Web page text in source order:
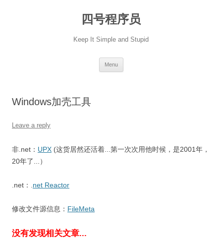
四号程序员
Keep It Simple and Stupid
Menu
Windows加壳工具
Leave a reply
非.net： UPX (这货居然还活着...第一次次用他时候，是2001年，
20年了...）
.net：. net Reactor
修改文件源信息： FileMeta
没有发现相关文章...